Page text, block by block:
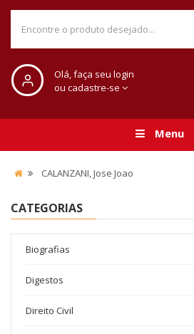
Olá, faça seu login
ou cadastre-se
Menu
CALANZANI, Jose Joao
CATEGORIAS
Biografias
Digestos
Direito Civil